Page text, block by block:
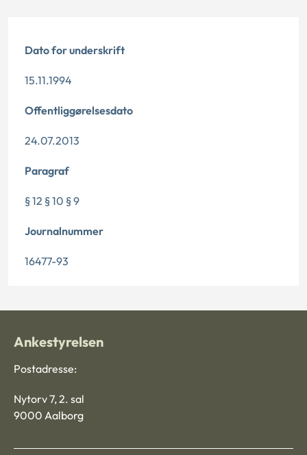
Dato for underskrift
15.11.1994
Offentliggørelsesdato
24.07.2013
Paragraf
§ 12 § 10 § 9
Journalnummer
16477-93
Ankestyrelsen
Postadresse:
Nytorv 7, 2. sal
9000 Aalborg